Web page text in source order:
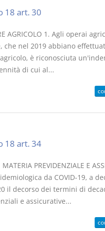
18 art. 30
AGRICOLO 1. Agli operai
nel 2019 abbiano
è riconosciuta
di cui al...
18 art. 34
PREVIDENZIALE E
da COVID-19, a
il decorso dei termini di
e assicurative...